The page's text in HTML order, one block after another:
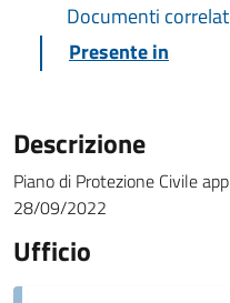
Documenti
Presente in
Descrizione
Piano di Protezione Civile
28/09/2022
Ufficio